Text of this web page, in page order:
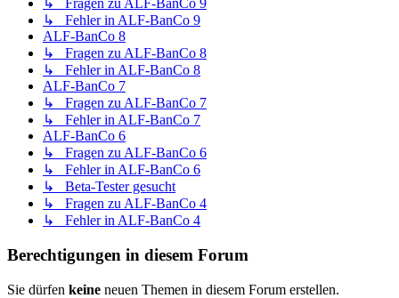
↳ Fragen zu ALF-BanCo 9
↳ Fehler in ALF-BanCo 9
ALF-BanCo 8
↳ Fragen zu ALF-BanCo 8
↳ Fehler in ALF-BanCo 8
ALF-BanCo 7
↳ Fragen zu ALF-BanCo 7
↳ Fehler in ALF-BanCo 7
ALF-BanCo 6
↳ Fragen zu ALF-BanCo 6
↳ Fehler in ALF-BanCo 6
↳ Beta-Tester gesucht
↳ Fragen zu ALF-BanCo 4
↳ Fehler in ALF-BanCo 4
Berechtigungen in diesem Forum
Sie dürfen keine neuen Themen in diesem Forum erstellen.